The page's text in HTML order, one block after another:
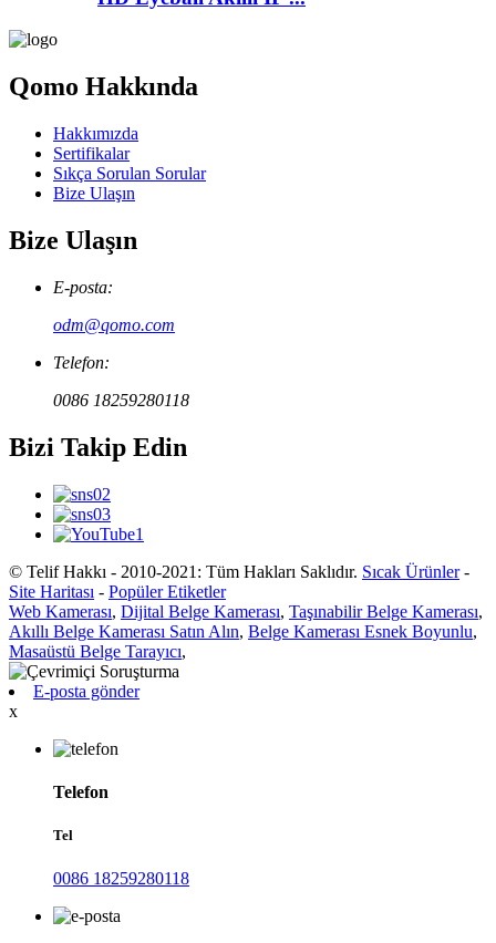
Qomo Hakkında
Hakkımızda
Sertifikalar
Sıkça Sorulan Sorular
Bize Ulaşın
Bize Ulaşın
E-posta:
odm@qomo.com
Telefon:
0086 18259280118
Bizi Takip Edin
© Telif Hakkı - 2010-2021: Tüm Hakları Saklıdır. Sıcak Ürünler-
Site Haritası - Popüler Etiketler
Web Kamerası, Dijital Belge Kamerası, Taşınabilir Belge Kamerası,
Akıllı Belge Kamerası Satın Alın, Belge Kamerası Esnek Boyunlu,
Masaüstü Belge Tarayıcı,
E-posta gönder
x
Telefon
Tel
0086 18259280118